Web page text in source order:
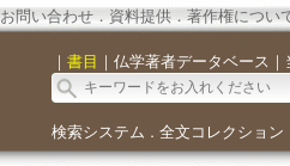
お問い合わせ． 資料提供．著作権につい
｜ 書目 ｜ 仏学著者データベース ｜
検索システム ． 全文コレクション